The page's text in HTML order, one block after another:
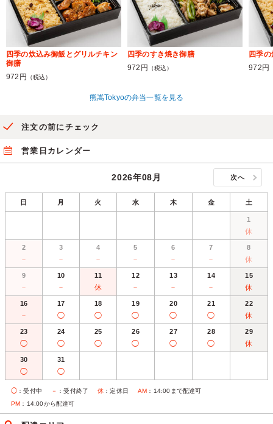
四季の炊込み御飯とグリルチキン
御膳
972円
（税込）
四季のすき焼き御膳
972円
（税込）
四季
972円
熊嵩Tokyoの弁当一覧を見る
注文の前にチェック
営業日カレンダー
2026年08月 次へ
日 月 火 水 木 金 土
1
休
2
－
3
－
4
－
5
－
6
－
7
－
8
休
9
－
10
－
11
休
12
－
13
－
14
－
15
休
16
－
17
◯
18
◯
19
◯
20
◯
21
◯
22
休
23
◯
24
◯
25
◯
26
◯
27
◯
28
◯
29
休
30
◯
31
◯
◯ ：受付中 － ：受付終了 休 ：定休日 AM ：14:00まで配達可
PM ：14:00から配達可